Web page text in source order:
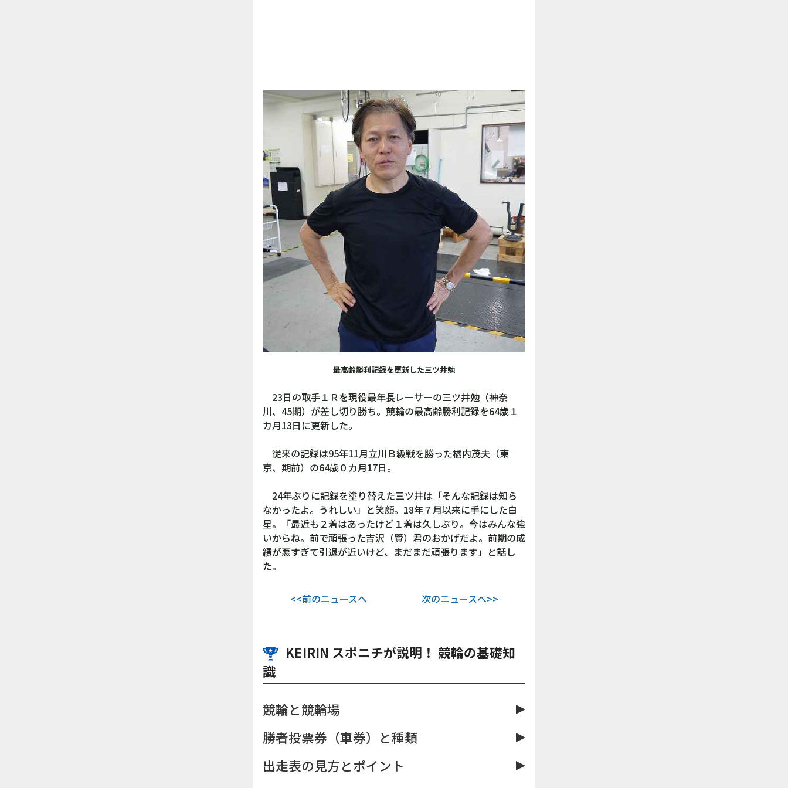
最高齢勝利記録を更新した三ツ井勉
23日の取手１Ｒを現役最年長レーサーの三ツ井勉（神奈
川、45期）が差し切り勝ち。競輪の最高齢勝利記録を64歳１
カ月13日に更新した。
従来の記録は95年11月立川Ｂ級戦を勝った橘内茂夫（東
京、期前）の64歳０カ月17日。
24年ぶりに記録を塗り替えた三ツ井は「そんな記録は知ら
なかったよ。うれしい」と笑顔。18年７月以来に手にした白
星。「最近も２着はあったけど１着は久しぶり。今はみんな強
いからね。前で頑張った吉沢（賢）君のおかげだよ。前期の成
績が悪すぎて引退が近いけど、まだまだ頑張ります」と話し
た。
<<前のニュースへ 次のニュースへ>>
KEIRIN スポニチが説明！ 競輪の基礎知
識
競輪と競輪場
勝者投票券（車券）と種類
出走表の見方とポイント